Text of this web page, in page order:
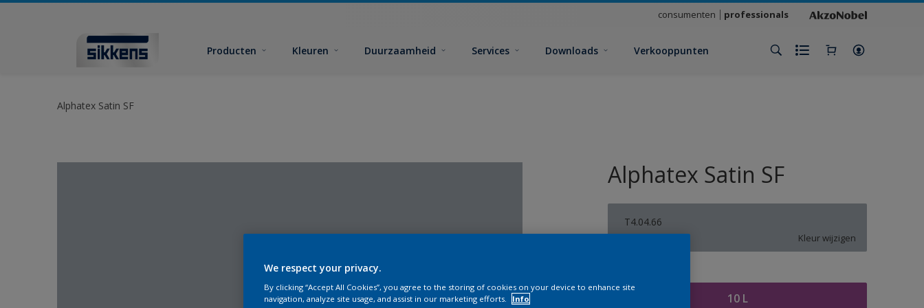
consumenten professionals
Producten Kleuren Duurzaamheid Services Downloads Verkooppunten
Alphatex Satin SF
Alphatex Satin SF
T4.04.66
Kleur wijzigen
10 L
We respect your privacy.
By clicking “Accept All Cookies”, you agree to the storing of cookies on your device to enhance site
navigation, analyze site usage, and assist in our marketing efforts.
Info